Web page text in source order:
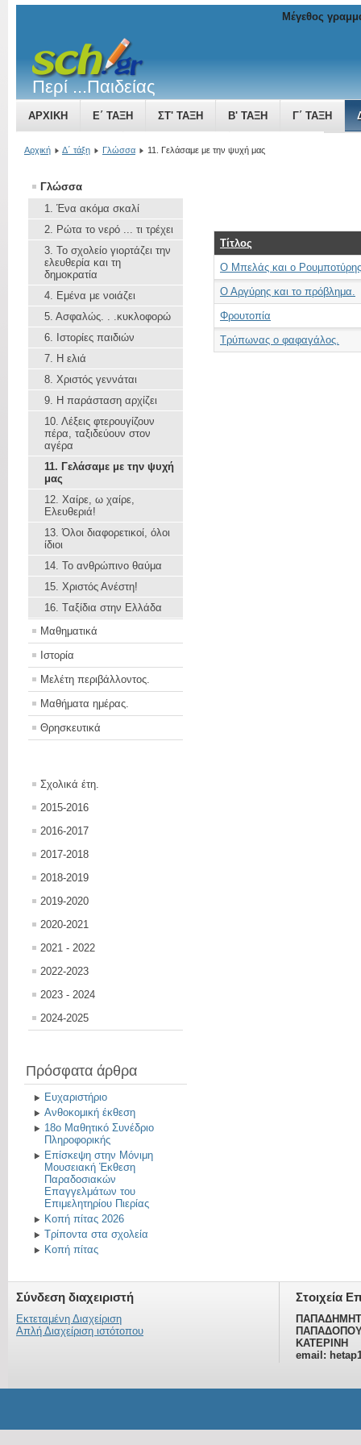
Περί ...Παιδείας
ΑΡΧΙΚΉ Ε΄ ΤΆΞΗ ΣΤ' ΤΆΞΗ Β' ΤΆΞΗ Γ΄ ΤΆΞΗ
ΤΟ ΒΥΖΑΝΤΙΝΌ ΚΡΆΤΟΣ ΜΙΑ ΔΎΝΑΜΗ ΠΟΥ ΜΕΓΑΛΏΝΕΙ
Μέγεθος
Αρχική Δ΄ τάξη Γλώσσα 11. Γελάσαμε με την ψυχή μας
Γλώσσα
1. Ένα ακόμα σκαλί
2. Ρώτα το νερό ... τι τρέχει
3. To σχολείο γιορτάζει την
ελευθερία και τη
δημοκρατία
4. Εμένα με νοιάζει
5. Aσφαλώς. . .κυκλοφορώ
6. Ιστορίες παιδιών
7. Η ελιά
8. Χριστός γεννάται
9. Η παράσταση αρχίζει
10. Λέξεις φτερουγίζουν
πέρα, ταξιδεύουν στον
αγέρα
11. Γελάσαμε με την ψυχή
μας
12. Χαίρε, ω χαίρε,
Ελευθεριά!
13. Όλοι διαφορετικοί, όλοι
ίδιοι
14. Το ανθρώπινο θαύμα
15. Χριστός Ανέστη!
16. Tαξίδια στην Ελλάδα
Μαθηματικά
Ιστορία
Μελέτη περιβάλλοντος.
Μαθήματα ημέρας.
Θρησκευτικά
Σχολικά έτη.
2015-2016
2016-2017
2017-2018
2018-2019
2019-2020
2020-2021
2021 - 2022
2022-2023
2023 - 2024
2024-2025
Πρόσφατα άρθρα
Ευχαριστήριο
Ανθοκομική έκθεση
18ο Μαθητικό Συνέδριο
Πληροφορικής
Επίσκεψη στην Μόνιμη
Μουσειακή Έκθεση
Παραδοσιακών
Επαγγελμάτων του
Επιμελητηρίου Πιερίας
Κοπή πίτας 2026
Τρίποντα στα σχολεία
Κοπή πίτας
Τίτλος
Ο Μπελάς και ο
Ο Αργύρης και το πρόβλημα.
Φρουτοπία
Τρύπωνας ο φαφαγάλος.
Σύνδεση διαχειριστή
Εκτεταμένη Διαχείριση
Απλή Διαχείριση ιστότοπου
Στοιχεία
ΚΑΤΕΡΙΝΗ
email: